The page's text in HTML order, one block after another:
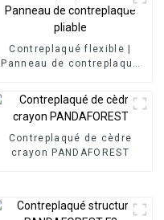
Contreplaqué flexible |
Panneau de contreplaqué
Contreplaqué de cèdre
crayon PANDAFOREST